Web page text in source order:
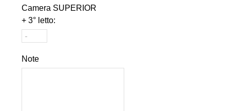
Camera SUPERIOR
+ 3° letto:
Note